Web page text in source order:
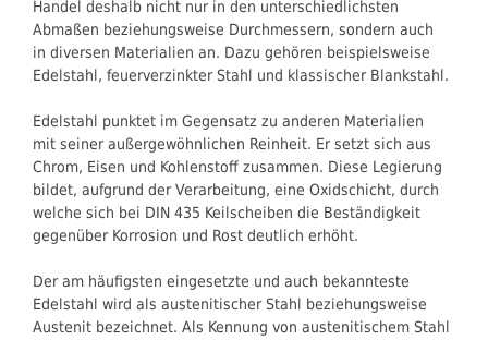
Handel deshalb nicht nur in den unterschiedlichsten
Abmaßen beziehungsweise Durchmessern, sondern auch
in diversen Materialien an. Dazu gehören beispielsweise
Edelstahl, feuerverzinkter Stahl und klassischer Blankstahl.
Edelstahl punktet im Gegensatz zu anderen Materialien
mit seiner außergewöhnlichen Reinheit. Er setzt sich aus
Chrom, Eisen und Kohlenstoff zusammen. Diese Legierung
bildet, aufgrund der Verarbeitung, eine Oxidschicht, durch
welche sich bei DIN 435 Keilscheiben die Beständigkeit
gegenüber Korrosion und Rost deutlich erhöht.
Der am häufigsten eingesetzte und auch bekannteste
Edelstahl wird als austenitischer Stahl beziehungsweise
Austenit bezeichnet. Als Kennung von austenitischem Stahl